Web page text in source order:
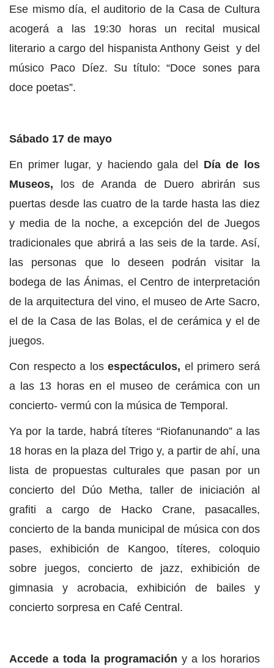
Ese mismo día, el auditorio de la Casa de Cultura
acogerá a las 19:30 horas un recital musical
literario a cargo del hispanista Anthony Geist y del
músico Paco Díez. Su título: “Doce sones para
doce poetas”.
Sábado 17 de mayo
En primer lugar, y haciendo gala del Día de los
Museos, los de Aranda de Duero abrirán sus
puertas desde las cuatro de la tarde hasta las diez
y media de la noche, a excepción del de Juegos
tradicionales que abrirá a las seis de la tarde. Así,
las personas que lo deseen podrán visitar la
bodega de las Ánimas, el Centro de interpretación
de la arquitectura del vino, el museo de Arte Sacro,
el de la Casa de las Bolas, el de cerámica y el de
juegos.
Con respecto a losespectáculos, el primero será
a las 13 horas en el museo de cerámica con un
concierto- vermú con la música de Temporal.
Ya por la tarde, habrá títeres “Riofanunando” a las
18 horas en la plaza del Trigo y, a partir de ahí, una
lista de propuestas culturales que pasan por un
concierto del Dúo Metha, taller de iniciación al
grafiti a cargo de Hacko Crane, pasacalles,
concierto de la banda municipal de música con dos
pases, exhibición de Kangoo, títeres, coloquio
sobre juegos, concierto de jazz, exhibición de
gimnasia y acrobacia, exhibición de bailes y
concierto sorpresa en Café Central.
Accede a toda la programación y a los horarios